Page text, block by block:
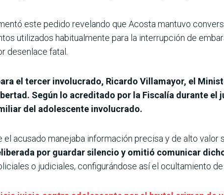
este pedido revelando que Acosta mantuvo
utilizados habitualmente para la interrupción de
desenlace fatal.
el tercer involucrado, Ricardo Villamayor, el
Según lo acreditado por la Fiscalía durante
del adolescente involucrado.
el acusado manejaba información precisa y de alto
por guardar silencio y omitió comunicar
o judiciales, configurándose así el ocultamiento